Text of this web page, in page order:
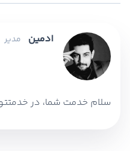
ادمین مدیر
سلام خدمت شما، در